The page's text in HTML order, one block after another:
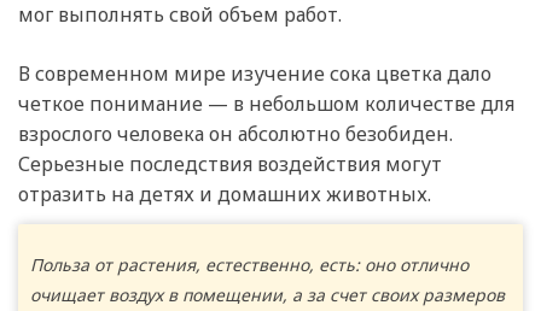
мог выполнять свой объем работ.
В современном мире изучение сока цветка дало
четкое понимание — в небольшом количестве для
взрослого человека он абсолютно безобиден.
Серьезные последствия воздействия могут
отразить на детях и домашних животных.
Польза от растения, естественно, есть: оно отлично
очищает воздух в помещении, а за счет своих размеров